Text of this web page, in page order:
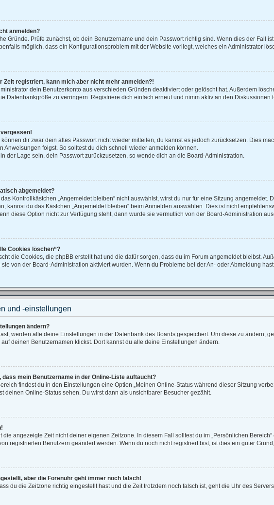
anmelden?
Gründe. Prüfe zunächst, ob dein Benutzername und dein Passwort richtig sind. Wenn dies der Fall
möglich, dass ein Konfigurationsproblem mit der Website vorliegt, welches ein Administrator
Zeit registriert, kann mich aber nicht mehr anmelden?!
dein Benutzerkonto aus verschieden Gründen deaktiviert oder gelöscht hat. Außerdem
Datenbankgröße zu verringern. Registriere dich einfach erneut und nimm aktiv an den Diskussionen
dir zwar dein altes Passwort nicht wieder mitteilen, du kannst es jedoch zurücksetzen. Dies
Anweisungen folgst. So solltest du dich schnell wieder anmelden können.
der Lage sein, dein Passwort zurückzusetzen, so wende dich an die Board-Administration.
abgemeldet?
Kontrollkästchen „Angemeldet bleiben“ nicht auswählst, wirst du nur für eine Sitzung
kannst du das Kästchen „Angemeldet bleiben“ beim Anmelden auswählen. Dies ist nicht
diese Option nicht zur Verfügung steht, dann wurde sie vermutlich von der Board-Administration
Cookies löschen“?
die Cookies, die phpBB erstellt hat und die dafür sorgen, dass du im Forum angemeldet bleibst.
sie von der Board-Administration aktiviert wurden. Wenn du Probleme bei der An- oder Abmeldung
und -einstellungen
ändern?
werden alle deine Einstellungen in der Datenbank des Boards gespeichert. Um diese zu ändern,
deinen Benutzernamen klickst. Dort kannst du alle deine Einstellungen ändern.
dass mein Benutzername in der Online-Liste auftaucht?
findest du in den Einstellungen eine Option „Meinen Online-Status während dieser Sitzung
deinen Online-Status sehen. Du wirst dann als unsichtbarer Besucher gezählt.
die angezeigte Zeit nicht deiner eigenen Zeitzone. In diesem Fall solltest du im „Persönlichen
registrierten Benutzern geändert werden. Wenn du noch nicht registriert bist, ist dies ein guter
aber die Forenuhr geht immer noch falsch!
du die Zeitzone richtig eingestellt hast und die Zeit trotzdem noch falsch ist, geht die Uhr des